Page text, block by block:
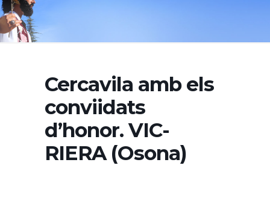
Cercavila amb els
conviidats
d’honor. VIC-
RIERA (Osona)